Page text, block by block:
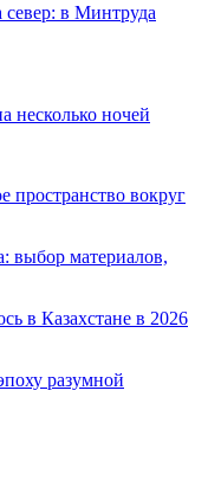
север: в Минтруда
несколько ночей
пространство вокруг
выбор материалов,
в Казахстане в 2026
разумной